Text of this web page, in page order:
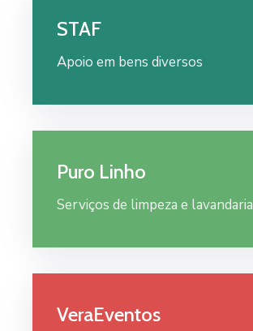
STAF
Apoio em bens diversos
Puro Linho
Serviços de limpeza e lavandaria
VeraEventos